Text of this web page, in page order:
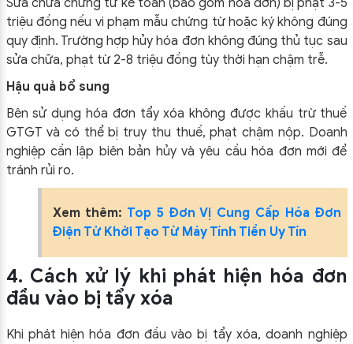
Sửa chữa chứng từ kế toán (bao gồm hóa đơn) bị phạt 3-5
triệu đồng nếu vi phạm mẫu chứng từ hoặc ký không đúng
quy định. Trường hợp hủy hóa đơn không đúng thủ tục sau
sửa chữa, phạt từ 2-8 triệu đồng tùy thời hạn chậm trễ.
Hậu quả bổ sung
Bên sử dụng hóa đơn tẩy xóa không được khấu trừ thuế
GTGT và có thể bị truy thu thuế, phạt chậm nộp. Doanh
nghiệp cần lập biên bản hủy và yêu cầu hóa đơn mới để
tránh rủi ro.
Xem thêm: Top 5 Đơn Vị Cung Cấp Hóa Đơn
Điện Tử Khởi Tạo Từ Máy Tính Tiền Uy Tín
4. Cách xử lý khi phát hiện hóa đơn
đầu vào bị tẩy xóa
Khi phát hiện hóa đơn đầu vào bị tẩy xóa, doanh nghiệp